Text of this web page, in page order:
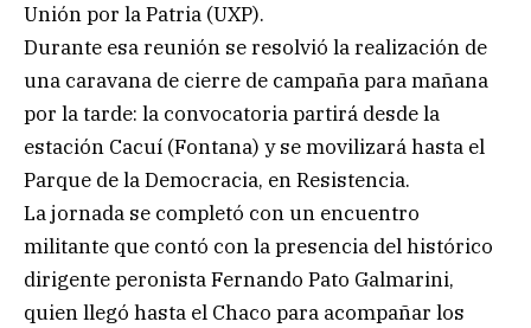
Unión por la Patria (UXP).
Durante esa reunión se resolvió la realización de
una caravana de cierre de campaña para mañana
por la tarde: la convocatoria partirá desde la
estación Cacuí (Fontana) y se movilizará hasta el
Parque de la Democracia, en Resistencia.
La jornada se completó con un encuentro
militante que contó con la presencia del histórico
dirigente peronista Fernando Pato Galmarini,
quien llegó hasta el Chaco para acompañar los